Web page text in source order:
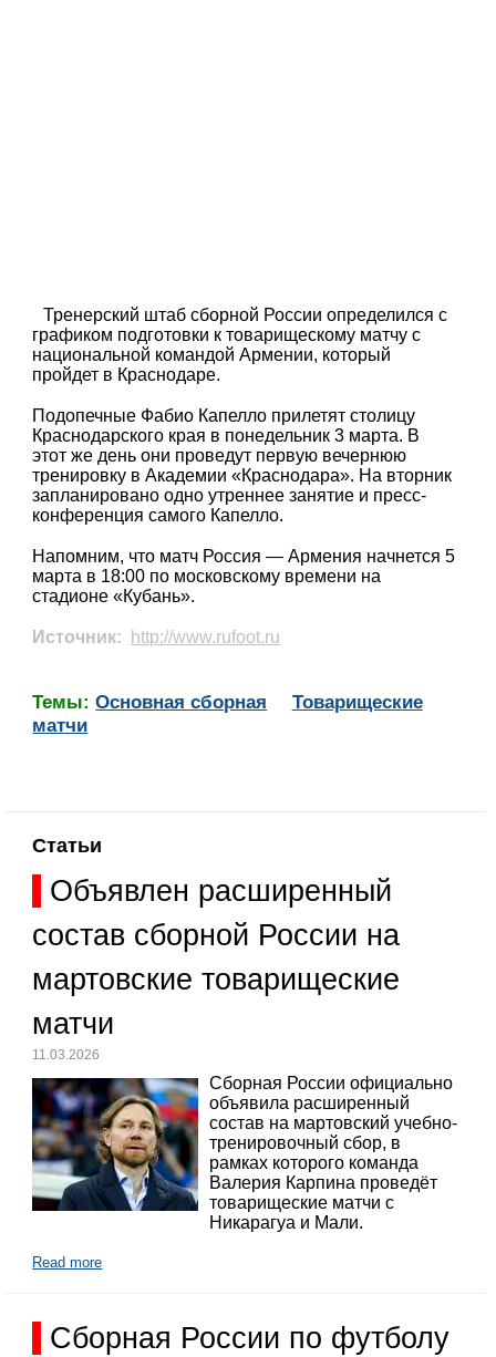
Тренерский штаб сборной России определился с
графиком подготовки к товарищескому матчу с
национальной командой Армении, который
пройдет в Краснодаре.
Подопечные Фабио Капелло прилетят столицу
Краснодарского края в понедельник 3 марта. В
этот же день они проведут первую вечернюю
тренировку в Академии «Краснодара». На вторник
запланировано одно утреннее занятие и пресс-
конференция самого Капелло.
Напомним, что матч Россия — Армения начнется 5
марта в 18:00 по московскому времени на
стадионе «Кубань».
Источник: http://www.rufoot.ru
Темы:Основная сборная
Товарищеские
матчи
Статьи
Объявлен расширенный
состав сборной России на
мартовские товарищеские
матчи
11.03.2026
Сборная России официально
объявила расширенный
состав на мартовский учебно-
тренировочный сбор, в
рамках которого команда
Валерия Карпина проведёт
товарищеские матчи с
Никарагуа и Мали.
Read more
Сборная России по футболу